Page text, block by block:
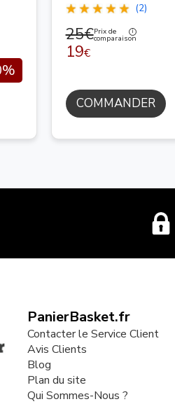
(2)
25€Prix de
comparaison
19€
COMMANDER
PanierBasket.fr
Contacter le Service Client
Avis Clients
Blog
Plan du site
Qui Sommes-Nous ?